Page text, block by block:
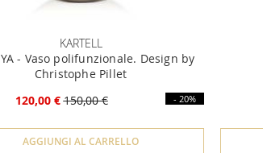
KARTELL
- Vaso polifunzionale. Design by
Christophe Pillet
120,00 € 150,00 € - 20%
AGGIUNGI AL CARRELLO